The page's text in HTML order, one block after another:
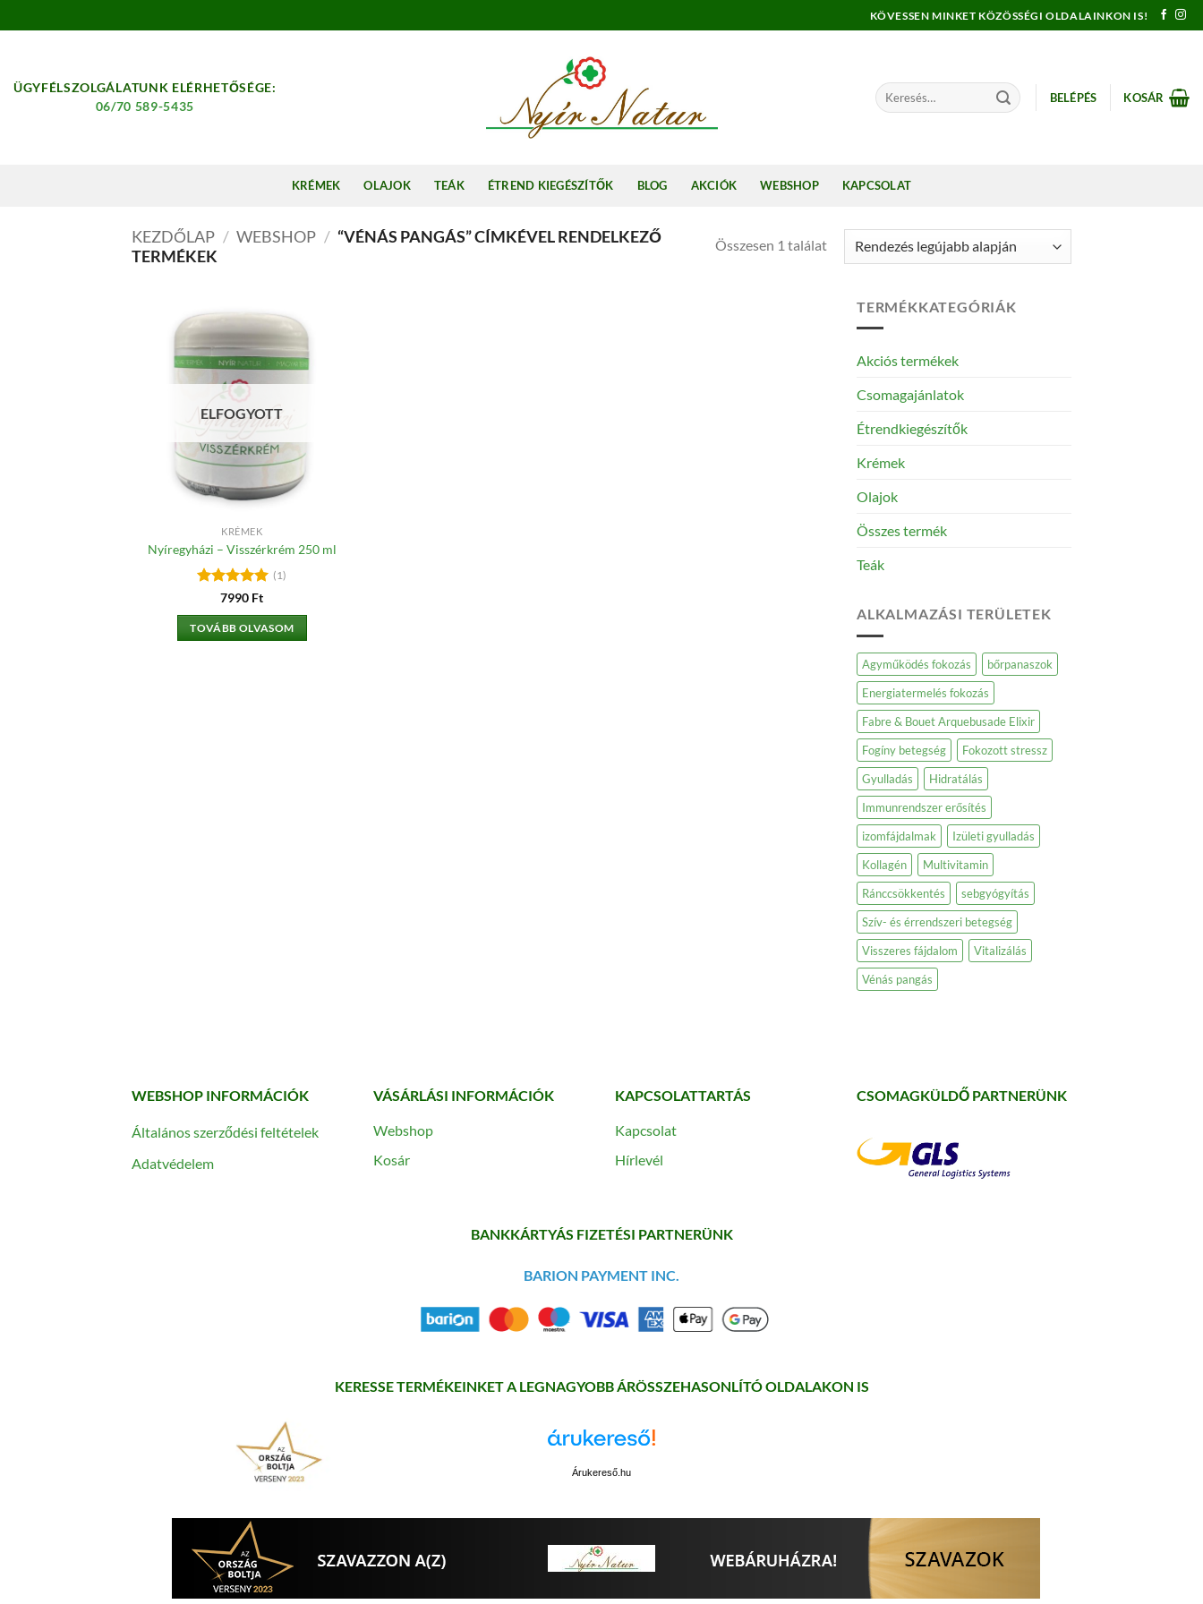
to
KÖVESSEN MINKET KÖZÖSSÉGI OLDALAINKON IS!
ÜGYFÉLSZOLGÁLATUNK ELÉRHETŐSÉGE:
06/70 589-5435
Keresés
a
BELÉPÉS KOSÁR
KRÉMEK OLAJOK TEÁK ÉTREND KIEGÉSZÍTŐK BLOG AKCIÓK WEBSHOP KAPCSOLAT
KEZDŐLAP / WEBSHOP / “VÉNÁS PANGÁS” CÍMKÉVEL RENDELKEZŐ
TERMÉKEK
Összesen 1 találat
ELFOGYOTT
KRÉMEK
Nyíregyházi – Visszérkrém 250 ml
Értékelés:5
(1)
7990 Ft
TOVÁBB OLVASOM
TERMÉKKATEGÓRIÁK
Akciós termékek
Csomagajánlatok
Étrendkiegészítők
Krémek
Olajok
Összes termék
Teák
ALKALMAZÁSI TERÜLETEK
Agyműködés fokozás
bőrpanaszok
Energiatermelés fokozás
Fabre & Bouet Arquebusade Elixir
Fogíny betegség
Fokozott stressz
Gyulladás
Hidratálás
Immunrendszer erősítés
izomfájdalmak
Izületi gyulladás
Kollagén
Multivitamin
Ránccsökkentés
sebgyógyítás
Szív- és érrendszeri betegség
Visszeres fájdalom
Vitalizálás
Vénás pangás
WEBSHOP INFORMÁCIÓK
Általános szerződési feltételek
Adatvédelem
VÁSÁRLÁSI INFORMÁCIÓK
Webshop
Kosár
KAPCSOLATTARTÁS
Kapcsolat
Hírlevél
CSOMAGKÜLDŐ PARTNERÜNK
BANKKÁRTYÁS FIZETÉSI PARTNERÜNK
BARION PAYMENT INC.
KERESSE TERMÉKEINKET A LEGNAGYOBB ÁRÖSSZEHASONLÍTÓ OLDALAKON IS
Árukereső.hu